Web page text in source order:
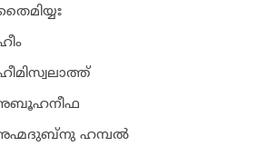
അബൂഹനീഫ
ഹമ്പല്‍